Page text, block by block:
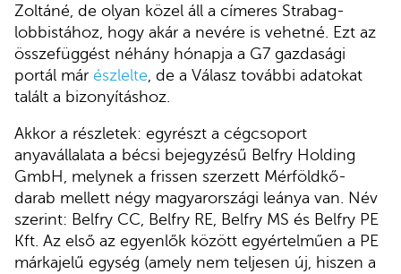
Zoltáné, de olyan közel áll a címeres Strabag-
lobbistához, hogy akár a nevére is vehetné. Ezt az
összefüggést néhány hónapja a G7 gazdasági
portál már észlelte , de a Válasz további adatokat
talált a bizonyításhoz.
Akkor a részletek: egyrészt a cégcsoport
anyavállalata a bécsi bejegyzésű Belfry Holding
GmbH, melynek a frissen szerzett Mérföldkő-
darab mellett négy magyarországi leánya van. Név
szerint: Belfry CC, Belfry RE, Belfry MS és Belfry PE
Kft. Az első az egyenlők között egyértelműen a PE
márkajelű egység (amely nem teljesen új, hiszen a